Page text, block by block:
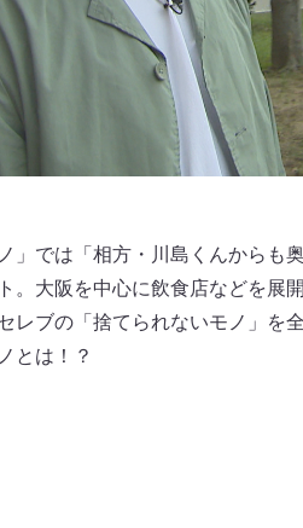
」では「相方・川島くんからも
。大阪を中心に飲食店などを展
レブの「捨てられないモノ」を
とは！？